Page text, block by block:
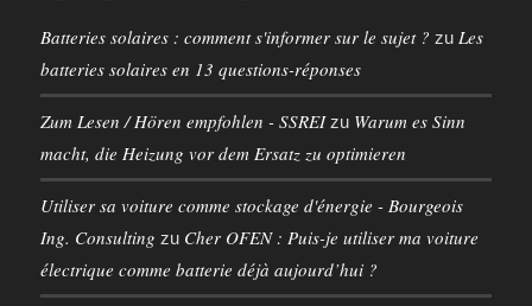
Batteries solaires : comment s'informer sur le sujet ? zu Les
batteries solaires en 13 questions-réponses
Zum Lesen / Hören empfohlen - SSREIzu Warum es Sinn
macht, die Heizung vor dem Ersatz zu optimieren
Utiliser sa voiture comme stockage d'énergie - Bourgeois
Ing. Consulting zu Cher OFEN : Puis-je utiliser ma voiture
électrique comme batterie déjà aujourd’hui ?